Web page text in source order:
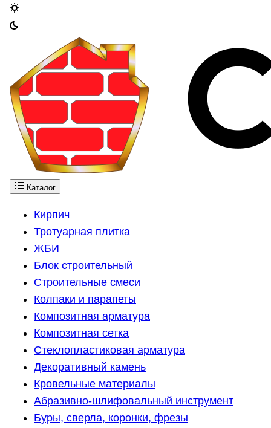
Каталог
Кирпич
Тротуарная плитка
ЖБИ
Блок строительный
Строительные смеси
Колпаки и парапеты
Композитная арматура
Композитная сетка
Стеклопластиковая арматура
Декоративный камень
Кровельные материалы
Абразивно-шлифовальный инструмент
Буры, сверла, коронки, фрезы